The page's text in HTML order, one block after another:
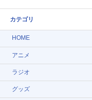
カテゴリ
HOME
アニメ
ラジオ
グッズ